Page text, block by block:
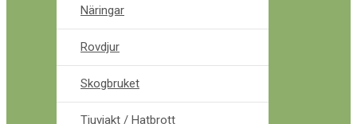
Näringar
Rovdjur
Skogbruket
Tjuvjakt / Hatbrott